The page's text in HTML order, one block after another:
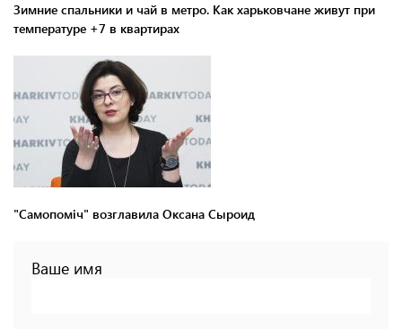
Зимние спальники и чай в метро. Как харьковчане живут при
температуре +7 в квартирах
"Самопоміч" возглавила Оксана Сыроид
Ваше имя